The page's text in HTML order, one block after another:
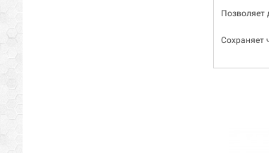
Позволяет
Сохраняет